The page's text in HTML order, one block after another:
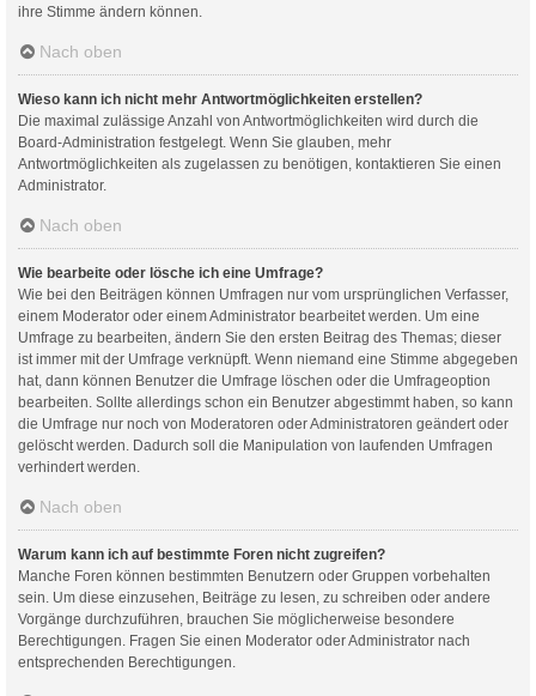
ihre Stimme ändern können.
Nach oben
Wieso kann ich nicht mehr Antwortmöglichkeiten erstellen?
Die maximal zulässige Anzahl von Antwortmöglichkeiten wird durch die
Board-Administration festgelegt. Wenn Sie glauben, mehr
Antwortmöglichkeiten als zugelassen zu benötigen, kontaktieren Sie einen
Administrator.
Nach oben
Wie bearbeite oder lösche ich eine Umfrage?
Wie bei den Beiträgen können Umfragen nur vom ursprünglichen Verfasser,
einem Moderator oder einem Administrator bearbeitet werden. Um eine
Umfrage zu bearbeiten, ändern Sie den ersten Beitrag des Themas; dieser
ist immer mit der Umfrage verknüpft. Wenn niemand eine Stimme abgegeben
hat, dann können Benutzer die Umfrage löschen oder die Umfrageoption
bearbeiten. Sollte allerdings schon ein Benutzer abgestimmt haben, so kann
die Umfrage nur noch von Moderatoren oder Administratoren geändert oder
gelöscht werden. Dadurch soll die Manipulation von laufenden Umfragen
verhindert werden.
Nach oben
Warum kann ich auf bestimmte Foren nicht zugreifen?
Manche Foren können bestimmten Benutzern oder Gruppen vorbehalten
sein. Um diese einzusehen, Beiträge zu lesen, zu schreiben oder andere
Vorgänge durchzuführen, brauchen Sie möglicherweise besondere
Berechtigungen. Fragen Sie einen Moderator oder Administrator nach
entsprechenden Berechtigungen.